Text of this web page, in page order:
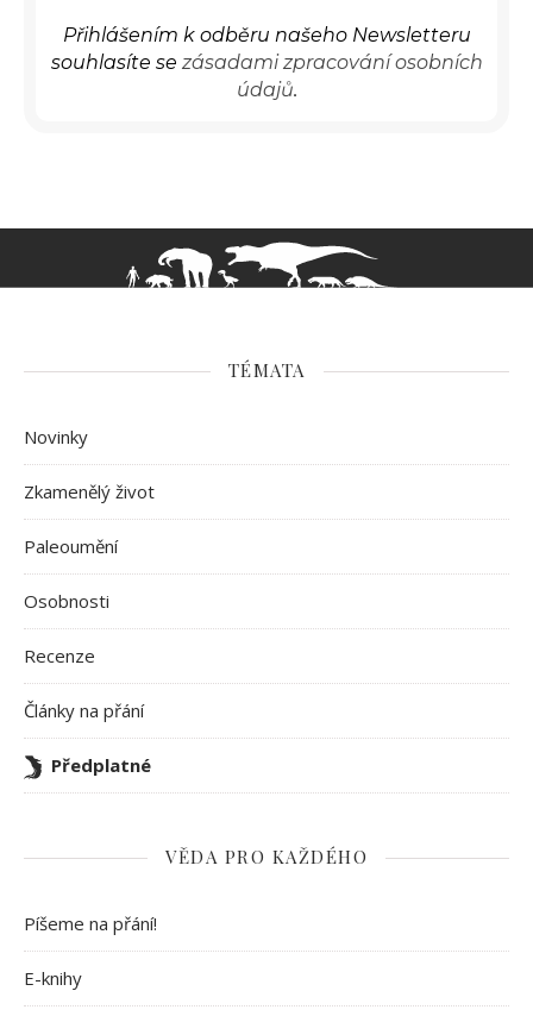
Přihlášením k odběru našeho Newsletteru
souhlasíte se zásadami zpracování osobních
údajů.
TÉMATA
Novinky
Zkamenělý život
Paleoumění
Osobnosti
Recenze
Články na přání
Předplatné
VĚDA PRO KAŽDÉHO
Píšeme na přání!
E-knihy